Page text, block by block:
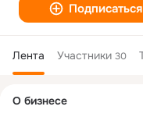
Подписаться
Лента Участники 30
колонка
О бизнесе